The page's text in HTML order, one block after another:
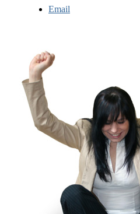
Email